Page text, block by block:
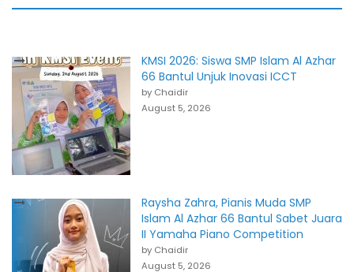
KMSI 2026: Siswa SMP Islam Al Azhar
66 Bantul Unjuk Inovasi ICCT
by Chaidir
August 5, 2026
Raysha Zahra, Pianis Muda SMP
Islam Al Azhar 66 Bantul Sabet Juara
II Yamaha Piano Competition
by Chaidir
August 5, 2026